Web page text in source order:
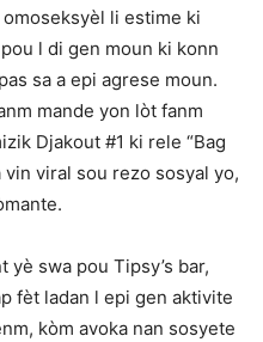
li estime ki
l di gen moun ki konn
sa a epi agrese moun.
mande yon lòt fanm
Djakout #1 ki rele “Bag
viral sou rezo sosyal yo,
yè swa pou Tipsy’s bar,
fèt ladan l epi gen aktivite
kòm avoka nan sosyete